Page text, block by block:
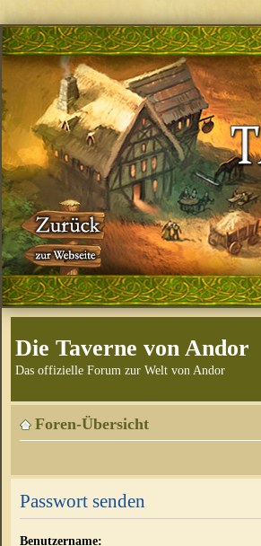
Die Taverne von Andor
Das offizielle Forum zur Welt von Andor
Foren-Übersicht
Passwort senden
Benutzername: